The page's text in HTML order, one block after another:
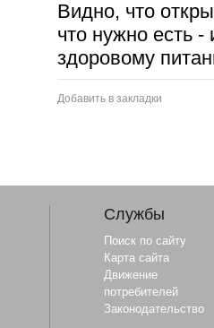
Видно, что
что нужно есть
здоровому
Добавить в закладки
Службы
Поиск по сайту
Карта сайта
Движение
потребителей
Законодательство